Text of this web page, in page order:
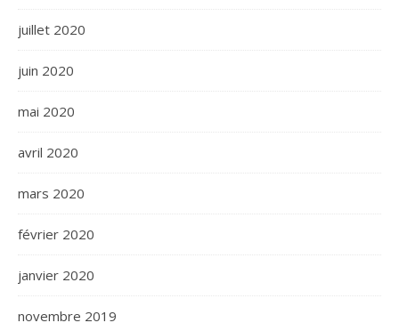
juillet 2020
juin 2020
mai 2020
avril 2020
mars 2020
février 2020
janvier 2020
novembre 2019